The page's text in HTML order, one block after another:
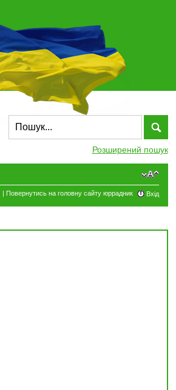
Розширений пошук
| Повернутись на головну сайту юррадник Вхід